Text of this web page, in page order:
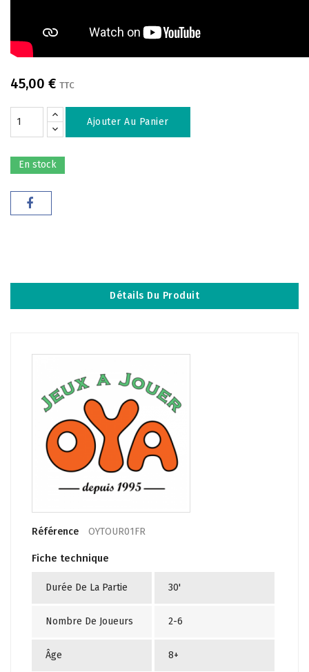
45,00 € TTC
Ajouter Au Panier
En stock
Détails Du Produit
Référence OYTOUR01FR
Fiche technique
Durée De La Partie 30'
Nombre De Joueurs 2-6
Âge 8+